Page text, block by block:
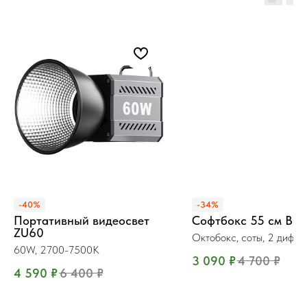
-40%
Портативный видеосвет
ZU60
60W, 2700-7500K
4 590 ₽6 400 ₽
-34%
Софтбокс 55 см
Октобокс, соты, 2
3 090 ₽4 700 ₽